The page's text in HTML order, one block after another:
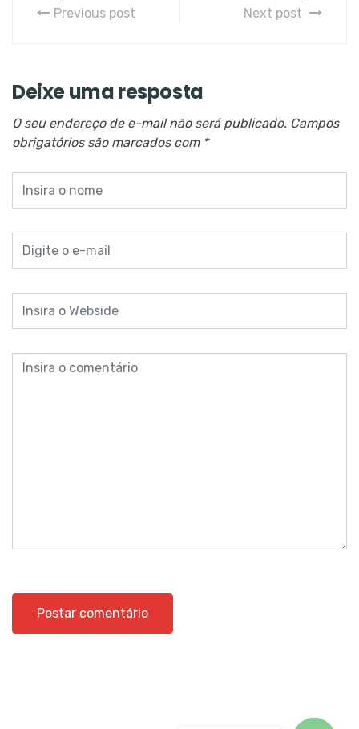
Previous post Next post
Deixe uma resposta
O seu endereço de e-mail não será publicado. Campos
obrigatórios são marcados com *